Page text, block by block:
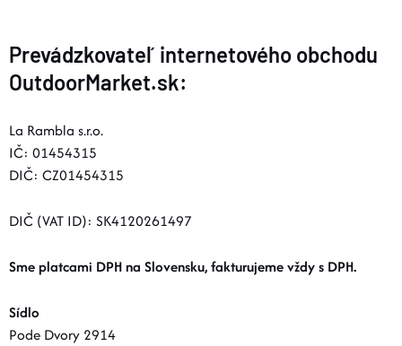
Prevádzkovateľ internetového obchodu
OutdoorMarket.sk:
La Rambla s.r.o.
IČ: 01454315
DIČ: CZ01454315
DIČ (VAT ID): SK4120261497
Sme platcami DPH na Slovensku, fakturujeme vždy s DPH.
Sídlo
Pode Dvory 2914